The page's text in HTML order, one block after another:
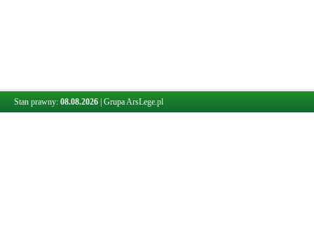
Stan prawny: 08.08.2026 Grupa ArsLege.pl